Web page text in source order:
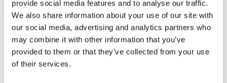
provide social media features and to analyse our traffic.
We also share information about your use of our site with
our social media, advertising and analytics partners who
may combine it with other information that you’ve
provided to them or that they’ve collected from your use
of their services.